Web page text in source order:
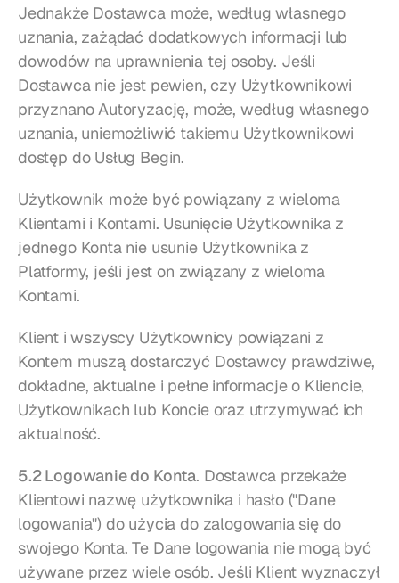
Jednakże Dostawca może, według własnego
uznania, zażądać dodatkowych informacji lub
dowodów na uprawnienia tej osoby. Jeśli
Dostawca nie jest pewien, czy Użytkownikowi
przyznano Autoryzację, może, według własnego
uznania, uniemożliwić takiemu Użytkownikowi
dostęp do Usług Begin.
Użytkownik może być powiązany z wieloma
Klientami i Kontami. Usunięcie Użytkownika z
jednego Konta nie usunie Użytkownika z
Platformy, jeśli jest on związany z wieloma
Kontami.
Klient i wszyscy Użytkownicy powiązani z
Kontem muszą dostarczyć Dostawcy prawdziwe,
dokładne, aktualne i pełne informacje o Kliencie,
Użytkownikach lub Koncie oraz utrzymywać ich
aktualność.
5.2 Logowanie do Konta. Dostawca przekaże
Klientowi nazwę użytkownika i hasło ("Dane
logowania") do użycia do zalogowania się do
swojego Konta. Te Dane logowania nie mogą być
używane przez wiele osób. Jeśli Klient wyznaczył